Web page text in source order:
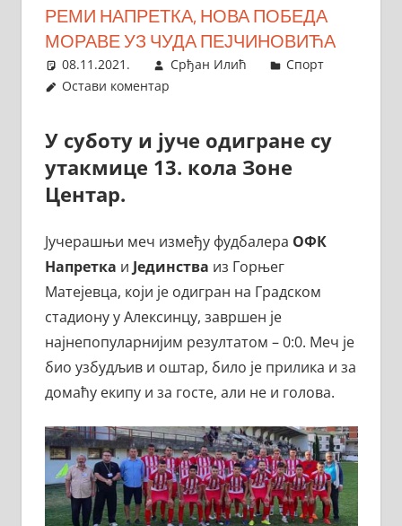
РЕМИ НАПРЕТКА, НОВА ПОБЕДА
МОРАВЕ УЗ ЧУДА ПЕЈЧИНОВИЋА
08.11.2021. Срђан Илић
Спорт
Остави коментар
У суботу и јуче одигране су
утакмице 13. кола Зоне
Центар.
Јучерашњи меч између фудбалера ОФК
Напретка и Јединства из Горњег
Матејевца, који је одигран на Градском
стадиону у Алексинцу, завршен је
најнепопуларнијим резултатом – 0:0. Меч је
био узбудљив и оштар, било је прилика и за
домаћу екипу и за госте, али не и голова.